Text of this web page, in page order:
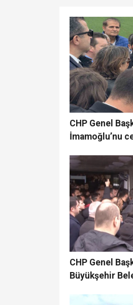
CHP Genel
İmamoğlu’nu
CHP Genel
Büyükşehir